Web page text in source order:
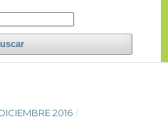
2016 /